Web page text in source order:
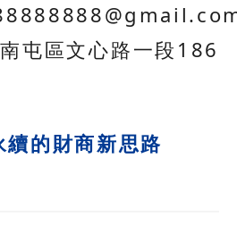
屯區文心路一段186
的財商新思路